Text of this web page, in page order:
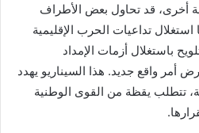
أخرى، قد تحاول بعض الأطراف
استغلال تداعيات الحرب الإقليمية
باستغلال أزمات الإمداد
أمر واقع جديد. هذا السيناريو يهدد
تتطلب يقظة من القوى الوطنية